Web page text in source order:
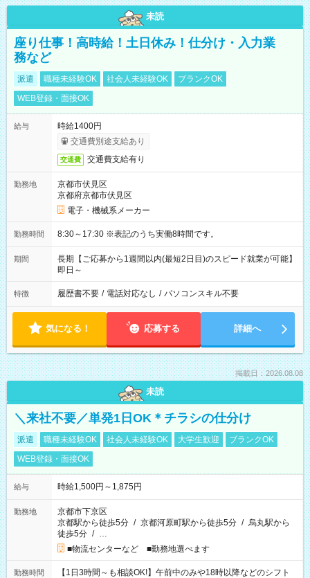
未読
座り仕事！高時給！土日休み！仕分け・入力業
務など
派遣 職種未経験OK 社会人未経験OK
ブランクOK
WEB登録・面接OK
給与
時給1400円
交通費別途支給あり
交通費 交通費支給有り
勤務地
京都市伏見区
京都府京都市伏見区
電子・機械系メーカー
勤務時間 8:30～17:30 ※表記のうち実働8時間です。
期間
長期【ご応募から1週間以内(最短2日目)のスピード就業が可能】
即日～
特徴 履歴書不要 / 電話対応なし / パソコンスキル不要
気になる！ 応募する 詳細へ
掲載日：2026.08.08
未読
＼来社不要／単発1日OK＊チラシの仕分け
派遣 職種未経験OK 社会人未経験OK 大学生歓迎
ブランクOK
WEB登録・面接OK
給与 時給1,500円～1,875円
勤務地
京都市下京区
京都駅から徒歩5分 / 京都河原町駅から徒歩5分 / 烏丸駅から
徒歩5分 / …
■物流センターなど ■勤務地選べます
勤務時間
【1日3時間～も相談OK!】午前中のみや18時以降などのシフト